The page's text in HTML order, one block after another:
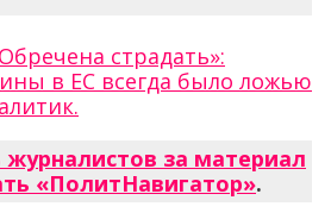
страдать»:
в ЕС всегда было ложью
за материал
«ПолитНавигатор».